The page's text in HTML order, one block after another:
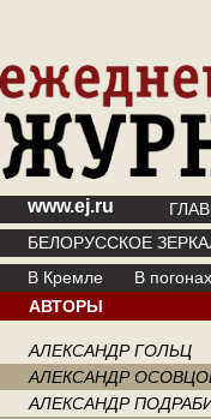
www.ej.ru
БЕЛОРУССКОЕ
В Кремле
В погонах
АВТОРЫ
АЛЕКСАНДР ГОЛЬЦ
АЛЕКСАНДР
АЛЕКСАНДР